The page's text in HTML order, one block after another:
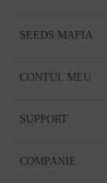
SEEDS MAFIA
CONTUL MEU
SUPPORT
COMPANIE